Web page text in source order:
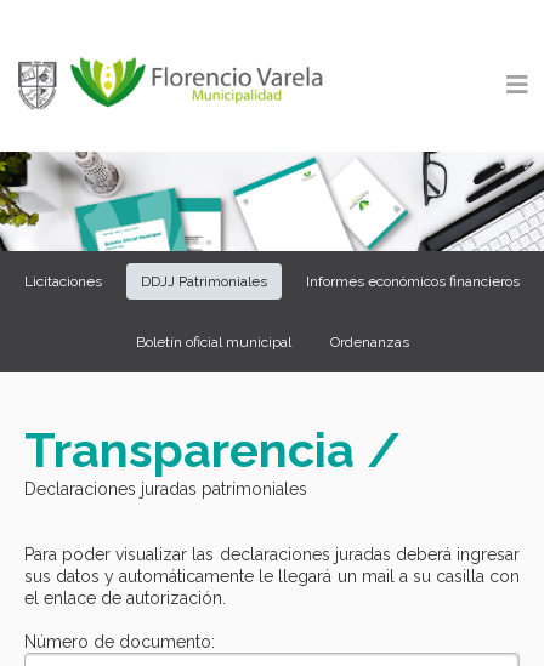
Licitaciones DDJJ Patrimoniales Informes económicos financieros
Boletín oficial municipal Ordenanzas
Transparencia /
Declaraciones juradas patrimoniales
Para poder visualizar las declaraciones juradas deberá ingresar
sus datos y automáticamente le llegará un mail a su casilla con
el enlace de autorización.
Número de documento: